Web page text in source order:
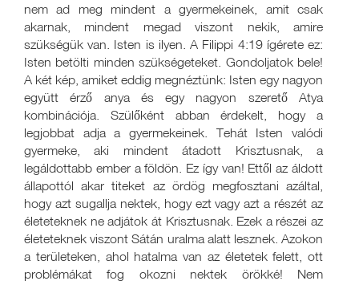
nem ad meg mindent a gyermekeinek, amit csak
akarnak, mindent megad viszont nekik, amire
szükségük van. Isten is ilyen. A Filippi 4:19 ígérete ez:
Isten betölti minden szükségeteket. Gondoljatok bele!
A két kép, amiket eddig megnéztünk: Isten egy nagyon
együtt érző anya és egy nagyon szerető Atya
kombinációja. Szülőként abban érdekelt, hogy a
legjobbat adja a gyermekeinek. Tehát Isten valódi
gyermeke, aki mindent átadott Krisztusnak, a
legáldottabb ember a földön. Ez így van! Ettől az áldott
állapottól akar titeket az ördög megfosztani azáltal,
hogy azt sugallja nektek, hogy ezt vagy azt a részét az
életeteknek ne adjátok át Krisztusnak. Ezek a részei az
életeteknek viszont Sátán uralma alatt lesznek. Azokon
a területeken, ahol hatalma van az életetek felett, ott
problémákat fog okozni nektek örökké! Nem